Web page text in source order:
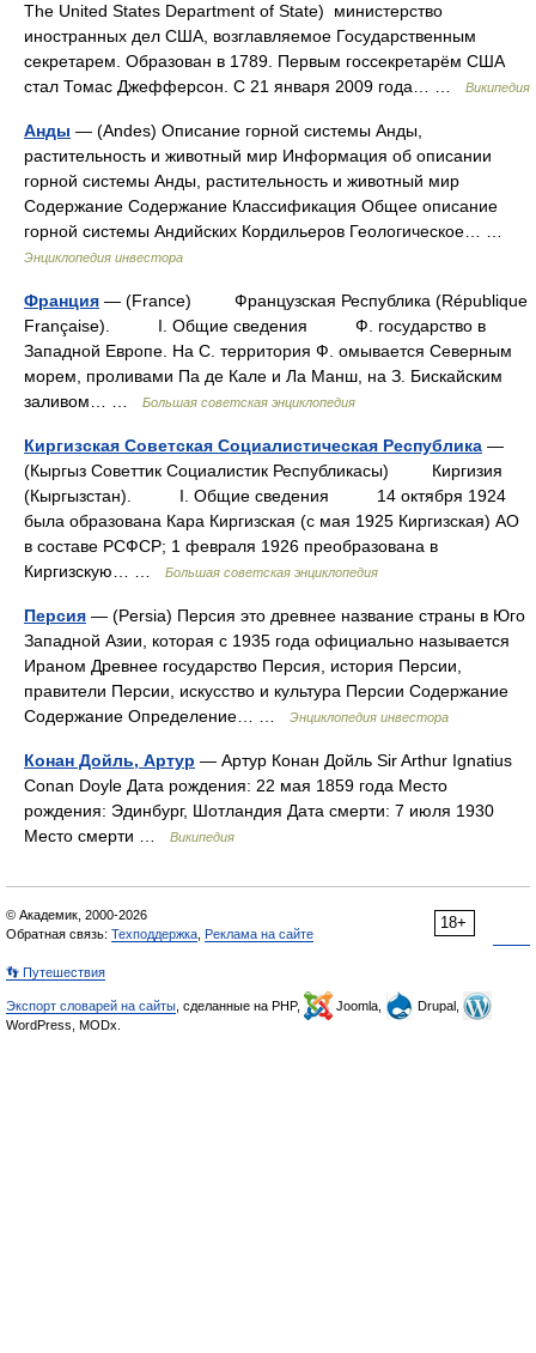
The United States Department of State) министерство
иностранных дел США, возглавляемое Государственным
секретарем. Образован в 1789. Первым госсекретарём США
стал Томас Джефферсон. С 21 января 2009 года… …
Википедия
Анды — (Andes) Описание горной системы Анды,
растительность и животный мир Информация об описании
горной системы Анды, растительность и животный мир
Содержание Содержание Классификация Общее описание
горной системы Андийских Кордильеров Геологическое… …
Энциклопедия инвестора
Франция — (France) Французская Республика (République
Française). I. Общие сведения Ф. государство в
Западной Европе. На С. территория Ф. омывается Северным
морем, проливами Па де Кале и Ла Манш, на З. Бискайским
заливом… …
Большая советская энциклопедия
Киргизская Советская Социалистическая Республика —
(Кыргыз Советтик Социалистик Республикасы) Киргизия
(Кыргызстан). I. Общие сведения 14 октября 1924
была образована Кара Киргизская (с мая 1925 Киргизская) АО
в составе РСФСР; 1 февраля 1926 преобразована в
Киргизскую… …
Большая советская энциклопедия
Персия — (Persia) Персия это древнее название страны в Юго
Западной Азии, которая с 1935 года официально называется
Ираном Древнее государство Персия, история Персии,
правители Персии, искусство и культура Персии Содержание
Содержание Определение… …
Энциклопедия инвестора
Конан Дойль, Артур — Артур Конан Дойль Sir Arthur Ignatius
Conan Doyle Дата рождения: 22 мая 1859 года Место
рождения: Эдинбург, Шотландия Дата смерти: 7 июля 1930
Место смерти …
Википедия
18+
© Академик, 2000-2026
Обратная связь: Техподдержка Реклама на сайте
👣 Путешествия
Экспорт словарей на сайты , сделанные на PHP, Joomla,
Drupal,
WordPress, MODx.